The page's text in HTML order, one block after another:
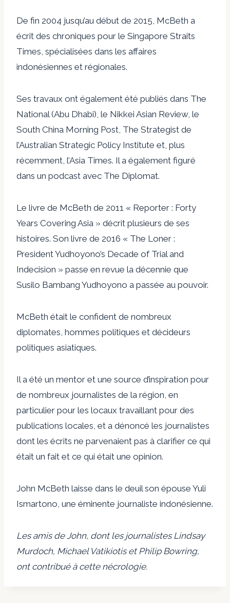
De fin 2004 jusqu’au début de 2015, McBeth a
écrit des chroniques pour le Singapore Straits
Times, spécialisées dans les affaires
indonésiennes et régionales.
Ses travaux ont également été publiés dans The
National (Abu Dhabi), le Nikkei Asian Review, le
South China Morning Post, The Strategist de
l’Australian Strategic Policy Institute et, plus
récemment, l’Asia Times. Il a également figuré
dans un podcast avec The Diplomat.
Le livre de McBeth de 2011 « Reporter : Forty
Years Covering Asia » décrit plusieurs de ses
histoires. Son livre de 2016 « The Loner :
President Yudhoyono’s Decade of Trial and
Indecision » passe en revue la décennie que
Susilo Bambang Yudhoyono a passée au pouvoir.
McBeth était le confident de nombreux
diplomates, hommes politiques et décideurs
politiques asiatiques.
Il a été un mentor et une source d’inspiration pour
de nombreux journalistes de la région, en
particulier pour les locaux travaillant pour des
publications locales, et a dénoncé les journalistes
dont les écrits ne parvenaient pas à clarifier ce qui
était un fait et ce qui était une opinion.
John McBeth laisse dans le deuil son épouse Yuli
Ismartono, une éminente journaliste indonésienne.
Les amis de John, dont les journalistes Lindsay
Murdoch, Michael Vatikiotis et Philip Bowring,
ont contribué à cette nécrologie.